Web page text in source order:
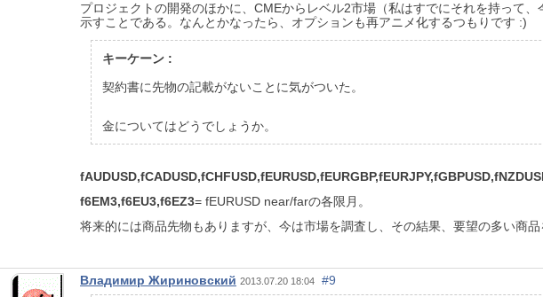
プロジェクトの開発のほかに、CMEからレベル2市場（私はすでにそれを持って
示すことである。なんとかなったら、オプションも再アニメ化するつもりです :)
キーケーン :
契約書に先物の記載がないことに気がついた。
金についてはどうでしょうか。
f6EM3,f6EU3,f6EZ3= fEURUSD near/farの各限月。
将来的には商品先物もありますが、今は市場を調査し、その結果、要望の多い商品
Владимир Жириновский 2013.07.20 18:04 #9